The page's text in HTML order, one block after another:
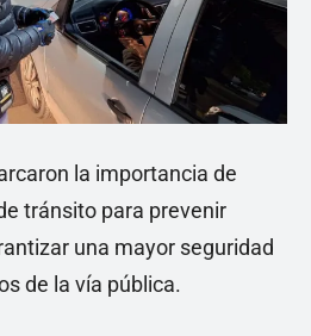
la importancia de
tránsito para prevenir
una mayor seguridad
de la vía pública.